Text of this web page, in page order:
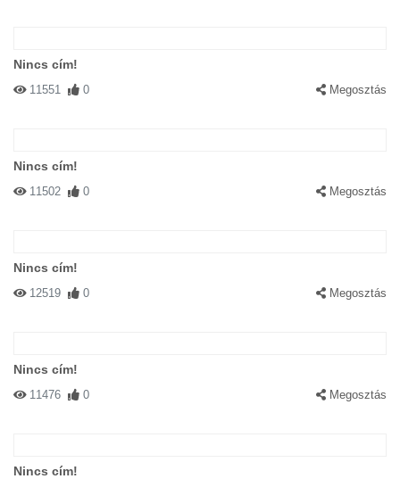
Nincs cím!
11551 0 Megosztás
Nincs cím!
11502 0 Megosztás
Nincs cím!
12519 0 Megosztás
Nincs cím!
11476 0 Megosztás
Nincs cím!